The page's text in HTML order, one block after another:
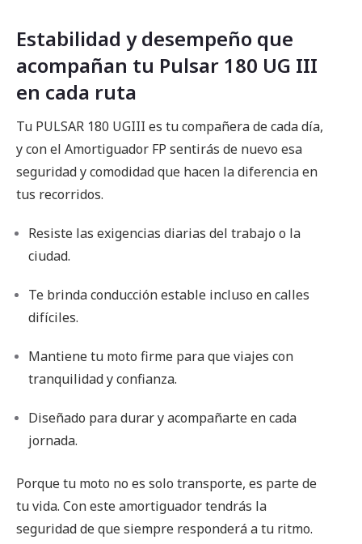
Estabilidad y desempeño que
acompañan tu Pulsar 180 UG III
en cada ruta
Tu PULSAR 180 UGIII es tu compañera de cada día,
y con el Amortiguador FP sentirás de nuevo esa
seguridad y comodidad que hacen la diferencia en
tus recorridos.
Resiste las exigencias diarias del trabajo o la
ciudad.
Te brinda conducción estable incluso en calles
difíciles.
Mantiene tu moto firme para que viajes con
tranquilidad y confianza.
Diseñado para durar y acompañarte en cada
jornada.
Porque tu moto no es solo transporte, es parte de
tu vida. Con este amortiguador tendrás la
seguridad de que siempre responderá a tu ritmo.